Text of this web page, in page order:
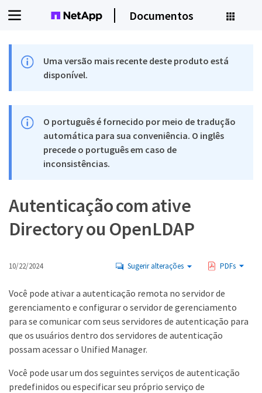
Documentos
Uma versão mais recente deste produto está
disponível.
O português é fornecido por meio de tradução
automática para sua conveniência. O inglês
precede o português em caso de
inconsistências.
Autenticação com ative
Directory ou OpenLDAP
10/22/2024 Sugerir alterações PDFs
Você pode ativar a autenticação remota no servidor de
gerenciamento e configurar o servidor de gerenciamento
para se comunicar com seus servidores de autenticação para
que os usuários dentro dos servidores de autenticação
possam acessar o Unified Manager.
Você pode usar um dos seguintes serviços de autenticação
predefinidos ou especificar seu próprio serviço de